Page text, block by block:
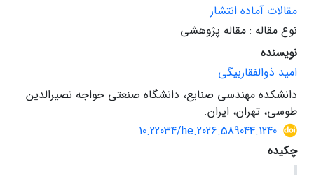
مقالات آماده انتشار
نوع مقاله : مقاله پژوهشی
نویسنده
امید ذوالفقاربیگی
دانشکده مهندسی صنایع، دانشگاه صنعتی خواجه نصیرالدین
طوسی، تهران، ایران.
10.22034/he.2026.589044.1240
چکیده